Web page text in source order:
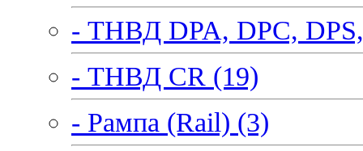
- ТНВД DPA, DPC,
- ТНВД CR (19)
- Рампа (Rail) (3)